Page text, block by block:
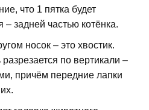
что 1 пятка будет
задней частью котёнка.
носок – это хвостик.
по вертикали –
причём передние лапки